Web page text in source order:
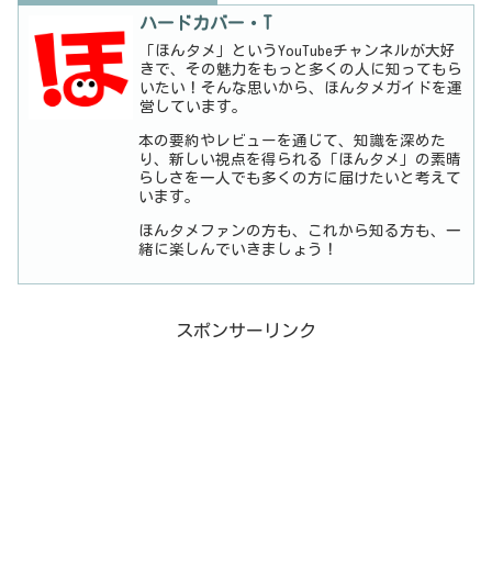
ハードカバー・T
「ほんタメ」というYouTubeチャンネルが大好
きで、その魅力をもっと多くの人に知ってもら
いたい！そんな思いから、ほんタメガイドを運
営しています。
本の要約やレビューを通じて、知識を深めた
り、新しい視点を得られる「ほんタメ」の素晴
らしさを一人でも多くの方に届けたいと考えて
います。
ほんタメファンの方も、これから知る方も、一
緒に楽しんでいきましょう！
スポンサーリンク